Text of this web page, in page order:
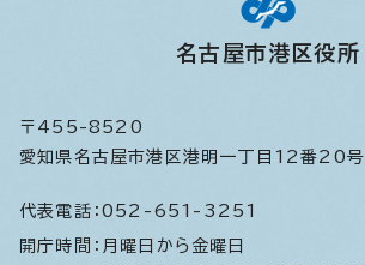
名古屋市港区役所
〒455-8520
愛知県名古屋市港区港明一丁目12番20号
代表電話： 052-651-3251
開庁時間： 月曜日から金曜日